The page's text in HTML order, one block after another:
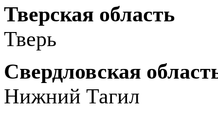
Тверская область
Тверь
Свердловская
Нижний Тагил